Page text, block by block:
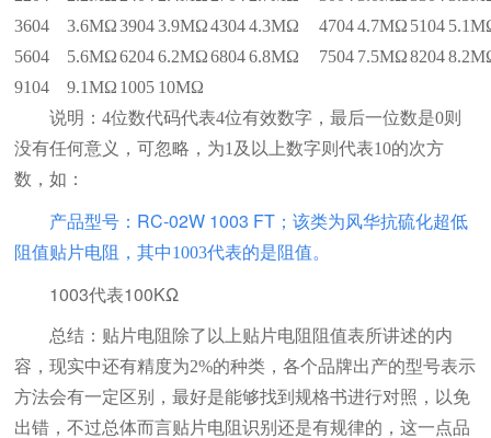
3604
3.6MΩ 3904 3.9MΩ 4304 4.3MΩ 4704 4.7MΩ 5104
5604
5.6MΩ 6204 6.2MΩ 6804 6.8MΩ 7504 7.5MΩ 8204
9104
9.1MΩ 1005 10MΩ
说明：4位数代码代表4位有效数字，最后一位数是0则
没有任何意义，可忽略，为1及以上数字则代表10的次方
数，如：
产品型号： RC-02W 1003 FT ；该类为风华抗硫化超低
阻值贴片电阻，其中1003代表的是阻值。
1003代表100KΩ
总结：贴片电阻除了以上贴片电阻阻值表所讲述的内
容，现实中还有精度为2%的种类，各个品牌出产的型号表示
方法会有一定区别，最好是能够找到规格书进行对照，以免
出错，不过总体而言贴片电阻识别还是有规律的，这一点品